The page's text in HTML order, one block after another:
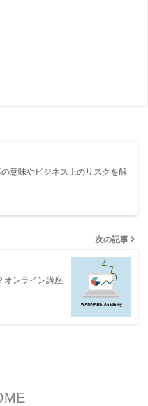
意味やビジネス上のリスクを解
次の記事
オンライン講座